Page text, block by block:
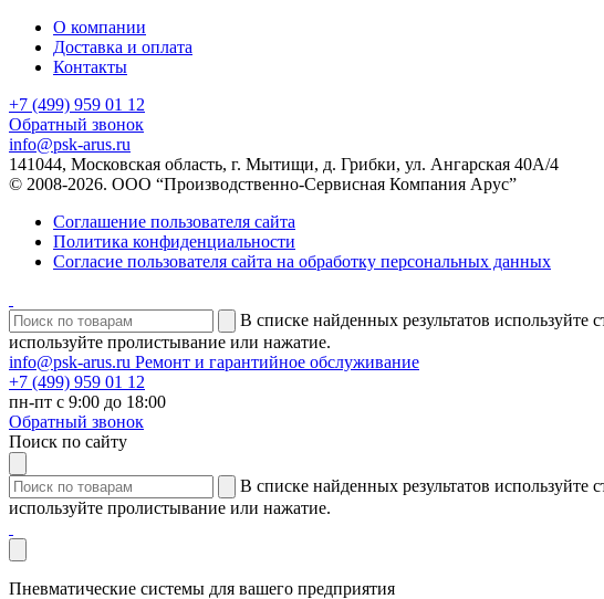
О компании
Доставка и оплата
Контакты
+7 (499) 959 01 12
Обратный звонок
info@psk-arus.ru
141044, Московская область, г. Мытищи, д. Грибки, ул. Ангарская 40А/4
© 2008-2026. ООО “Производственно-Сервисная Компания Арус”
Соглашение пользователя сайта
Политика конфиденциальности
Согласие пользователя сайта на обработку персональных данных
В списке найденных результатов используйте
используйте пролистывание или нажатие.
info@psk-arus.ru Ремонт и гарантийное обслуживание
+7 (499) 959 01 12
пн-пт с 9:00 до 18:00
Обратный звонок
Поиск по сайту
В списке найденных результатов используйте
используйте пролистывание или нажатие.
Пневматические системы для вашего предприятия